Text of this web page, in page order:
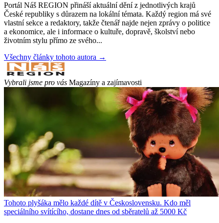
Portál Náš REGION přináší aktuální dění z jednotlivých krajů
České republiky s důrazem na lokální témata. Každý region má své
vlastní sekce a redaktory, takže čtenář najde nejen zprávy o politice
a ekonomice, ale i informace o kultuře, dopravě, školství nebo
životním stylu přímo ze svého...
Všechny články tohoto autora →
Vybrali jsme pro vás Magazíny a zajímavosti
Tohoto plyšáka mělo každé dítě v Československu. Kdo měl
speciálního svítícího, dostane dnes od sběratelů až 5000 Kč